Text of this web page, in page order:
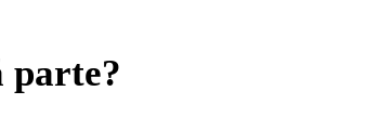
parte?